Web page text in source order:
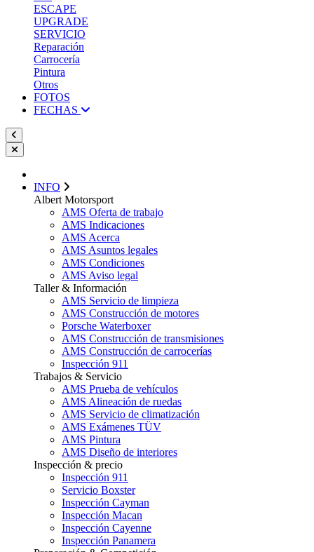
ESCAPE
UPGRADE
SERVICIO
Reparación
Carrocería
Pintura
Otros
FOTOS
FECHAS
INFO
Albert Motorsport
AMS Oferta de trabajo
AMS Indicaciones
AMS Acerca
AMS Asuntos legales
AMS Condiciones
AMS Aviso legal
Taller & Información
AMS Servicio de limpieza
AMS Construcción de motores
Porsche Waterboxer
AMS Construcción de transmisiones
AMS Construcción de carrocerías
Inspección 911
Trabajos & Servicio
AMS Prueba de vehículos
AMS Alineación de ruedas
AMS Servicio de climatización
AMS Exámenes TÜV
AMS Pintura
AMS Diseño de interiores
Inspección & precio
Inspección 911
Servicio Boxster
Inspección Cayman
Inspección Macan
Inspección Cayenne
Inspección Panamera